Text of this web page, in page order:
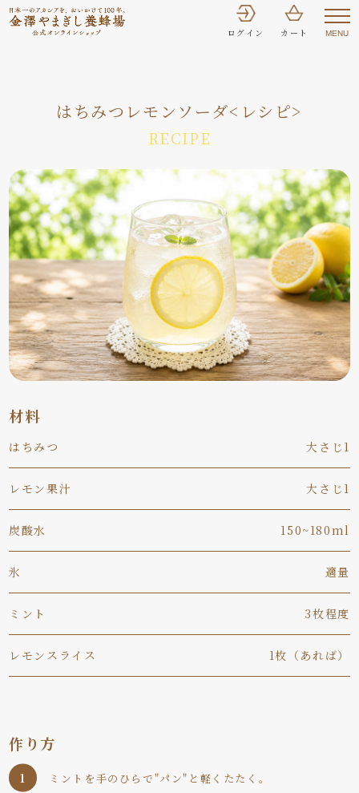
ログイン カート MENU
Current post type archive: false
はちみつレモンソーダ<レシピ>
RECIPE
材料
はちみつ 大さじ1
レモン果汁 大さじ1
炭酸水 150~180ml
氷 適量
ミント 3枚程度
レモンスライス 1枚（あれば）
作り方
ミントを手のひらで"パン"と軽くたたく。